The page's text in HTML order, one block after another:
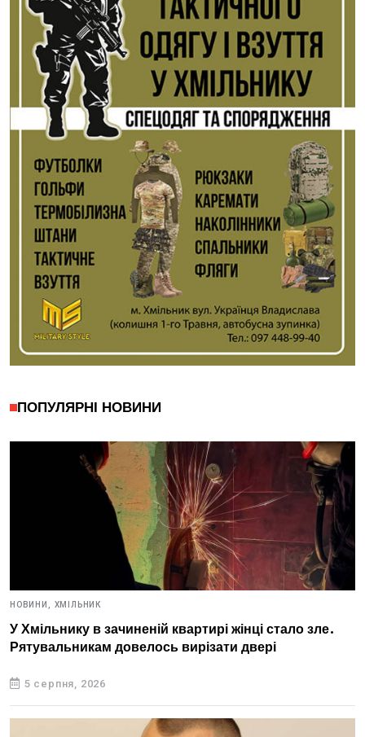
ПОПУЛЯРНІ НОВИНИ
НОВИНИ, ХМІЛЬНИК
У Хмільнику в зачиненій квартирі жінці стало зле.
Рятувальникам довелось вирізати двері
5 серпня, 2026